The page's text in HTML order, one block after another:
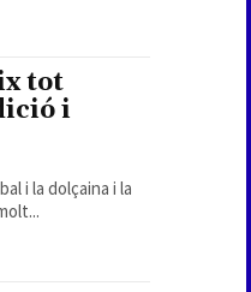
tot
i
i la dolçaina i la